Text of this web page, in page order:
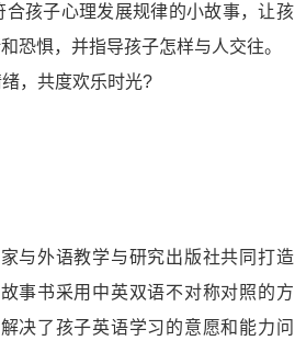
合孩子心理发展规律的小故事，让孩
恐惧，并指导孩子怎样与人交往。
，共度欢乐时光?
与外语教学与研究出版社共同打造
事书采用中英双语不对称对照的方
决了孩子英语学习的意愿和能力问